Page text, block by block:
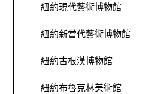
紐約現代藝術博物館
紐約新當代藝術博物館
紐約古根漢博物館
紐約布魯克林美術館